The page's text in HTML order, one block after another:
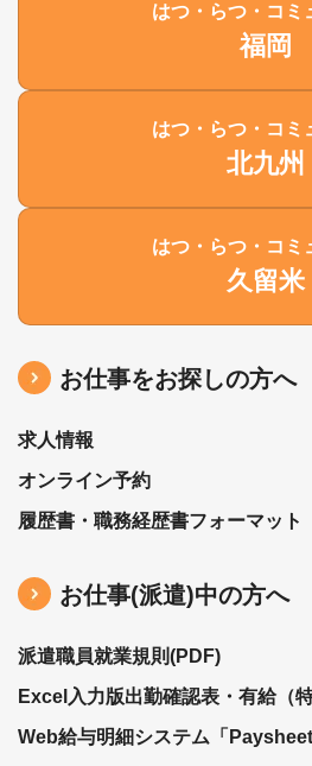
はつ・らつ・コミ
福岡
はつ・らつ・コミ
北九州
はつ・らつ・コミ
久留米
お仕事をお探しの方へ
求人情報
オンライン予約
履歴書・職務経歴書フォーマット
お仕事(派遣)中の⽅へ
派遣職員就業規則(PDF)
Excel入力版出勤確認表・有給（
Web給与明細システム「